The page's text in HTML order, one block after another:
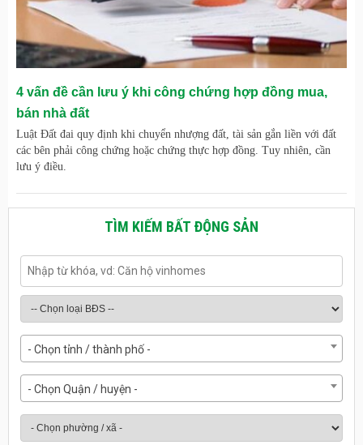
4 vấn đề cần lưu ý khi công chứng hợp đồng mua,
bán nhà đất
Luật Đất đai quy định khi chuyển nhượng đất, tài sản gắn liền với đất
các bên phải công chứng hoặc chứng thực hợp đồng. Tuy nhiên, cần
lưu ý điều.
TÌM KIẾM BẤT ĐỘNG SẢN
- Chọn tỉnh / thành phố -
- Chọn Quận / huyện -